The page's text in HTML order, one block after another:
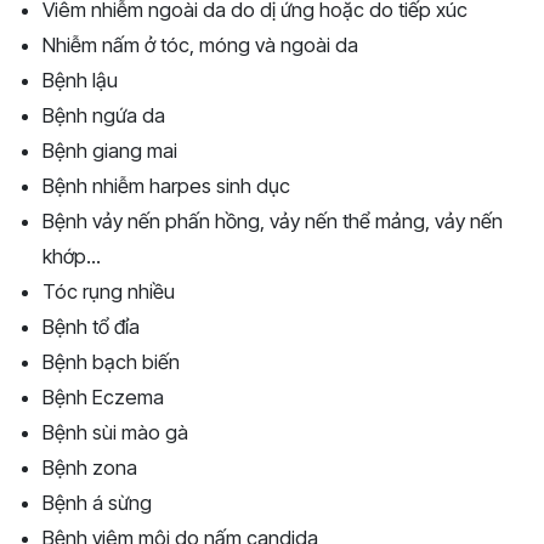
Viêm nhiễm ngoài da do dị ứng hoặc do tiếp xúc
Nhiễm nấm ở tóc, móng và ngoài da
Bệnh lậu
Bệnh ngứa da
Bệnh giang mai
Bệnh nhiễm harpes sinh dục
Bệnh vảy nến phấn hồng, vảy nến thể mảng, vảy nến
khớp...
Tóc rụng nhiều
Bệnh tổ đỉa
Bệnh bạch biến
Bệnh Eczema
Bệnh sùi mào gà
Bệnh zona
Bệnh á sừng
Bệnh viêm môi do nấm candida